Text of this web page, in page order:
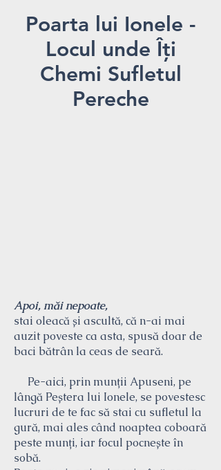
Poarta lui Ionele -
Locul unde Îți
Chemi Sufletul
Pereche
Apoi, măi nepoate,
stai oleacă și ascultă, că n-ai mai
auzit poveste ca asta, spusă doar de
baci bătrân la ceas de seară.
Pe-aici, prin munții Apuseni, pe
lângă Peștera lui Ionele, se povestesc
lucruri de te fac să stai cu sufletul la
gură, mai ales când noaptea coboară
peste munți, iar focul pocnește în
sobă.